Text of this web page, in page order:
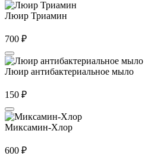
Люир Триамин
700 ₽
Люир антибактериальное мыло
150 ₽
Миксамин-Хлор
600 ₽